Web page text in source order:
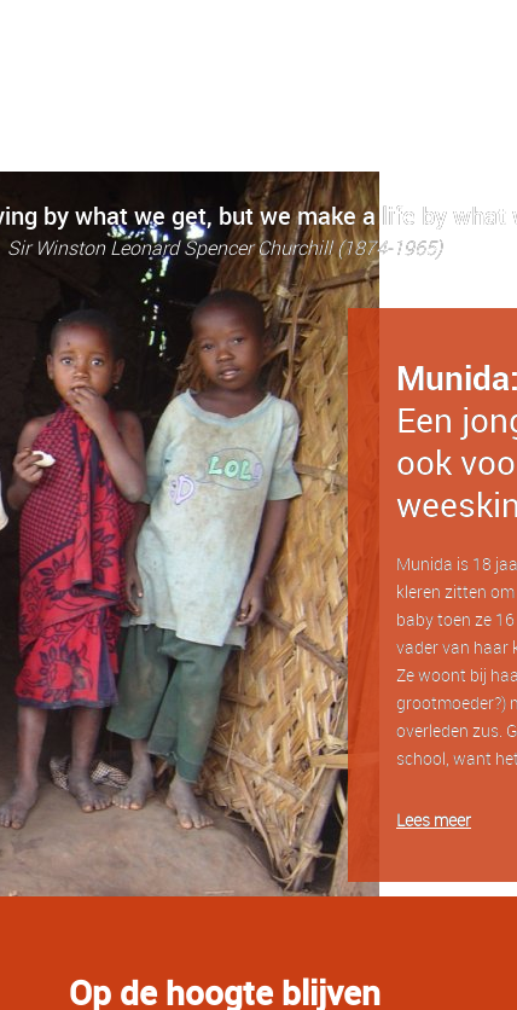
by what we get, but we make a life by what
Sir Winston Leonard Spencer Churchill (1874-1965)
Munida:
Een
ook
Munida is 18
kleren zitten
baby toen ze
vader van haar
Ze woont bij
grootmoeder?)
overleden zus.
school, want
Lees meer
Op de hoogte blijven